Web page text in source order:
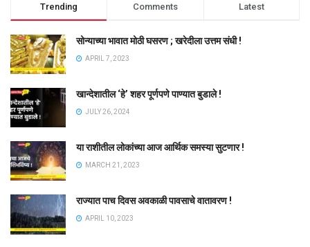
Trending Comments Latest
सोन्याच्या भावात मोठी घसरण ; खरेदीला उत्तम संधी !
APRIL 7, 2023
खान्देशातील ‘हे’ शहर पूर्णपणे पाण्यात बुडाले !
JULY 26, 2024
या राशीतील लोकांच्या आज आर्थिक समस्या सुटणार !
MARCH 21, 2023
राज्यात पाच दिवस अवकाळी पावसाचे वातावरण !
APRIL 10, 2023